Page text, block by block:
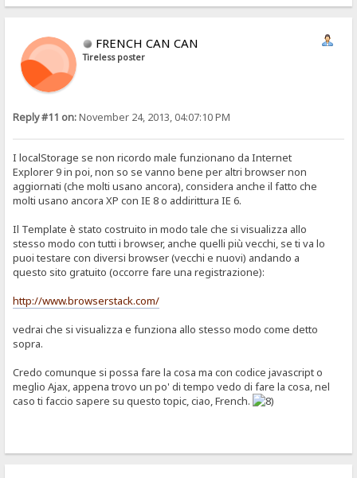
FRENCH CAN CAN
Tireless poster
Reply #11 on:November 24, 2013, 04:07:10 PM
I localStorage se non ricordo male funzionano da Internet
Explorer 9 in poi, non so se vanno bene per altri browser non
aggiornati (che molti usano ancora), considera anche il fatto che
molti usano ancora XP con IE 8 o addirittura IE 6.
Il Template è stato costruito in modo tale che si visualizza allo
stesso modo con tutti i browser, anche quelli più vecchi, se ti va lo
puoi testare con diversi browser (vecchi e nuovi) andando a
questo sito gratuito (occorre fare una registrazione):
http://www.browserstack.com/
vedrai che si visualizza e funziona allo stesso modo come detto
sopra.
Credo comunque si possa fare la cosa ma con codice javascript o
meglio Ajax, appena trovo un po' di tempo vedo di fare la cosa, nel
caso ti faccio sapere su questo topic, ciao, French.